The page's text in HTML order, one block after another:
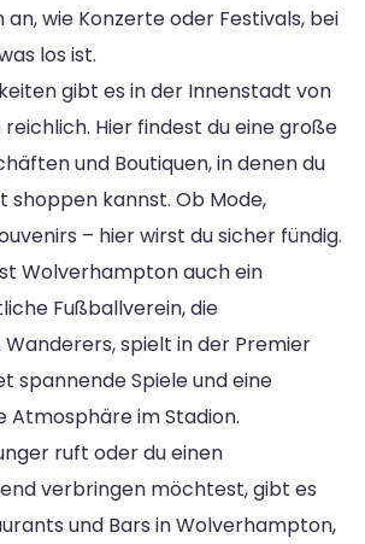
wie Konzerte oder Festivals, bei
los ist.
gibt es in der Innenstadt von
Hier findest du eine große
und Boutiquen, in denen du
shoppen kannst. Ob Mode,
– hier wirst du sicher fündig.
Wolverhampton auch ein
Fußballverein, die
spielt in der Premier
spannende Spiele und eine
Atmosphäre im Stadion.
ruft oder du einen
verbringen möchtest, gibt es
und Bars in Wolverhampton,